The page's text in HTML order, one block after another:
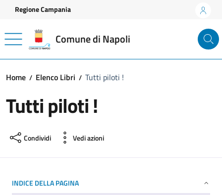
Vai ai contenuti
Vai al footer
Regione Campania
Comune di Napoli
Home Elenco Libri Tutti piloti !
Tutti piloti !
Condividi Vedi azioni
INDICE DELLA PAGINA